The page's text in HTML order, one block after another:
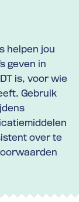
helpen jou
geven in
is, voor wie
Gebruik
over te